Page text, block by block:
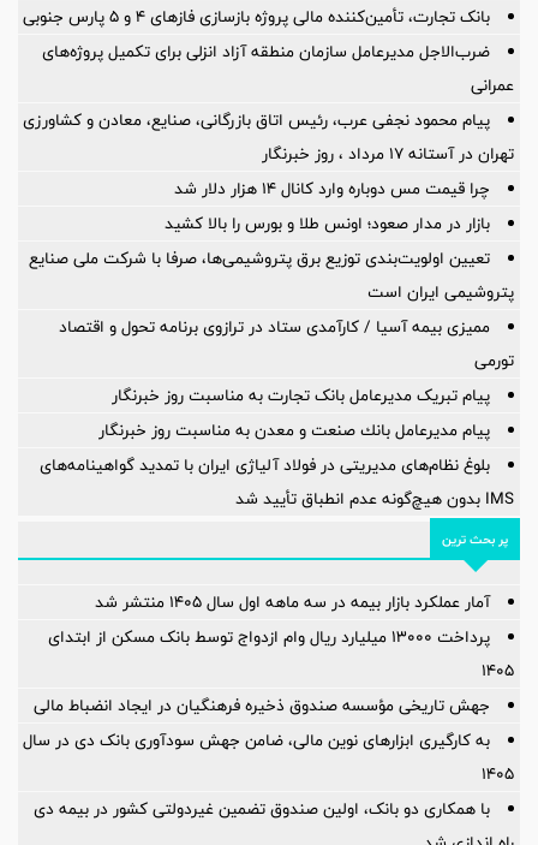
بانک تجارت، تأمین‌کننده مالی پروژه بازسازی فازهای ۴ و ۵ پارس جنوبی
ضرب‌الاجل مدیرعامل سازمان منطقه آزاد انزلی برای تكمیل پروژه‌های
عمرانی
پیام محمود نجفی عرب، رئیس اتاق بازرگانی، صنایع، معادن و کشاورزی
تهران در آستانه 17 مرداد ، روز خبرنگار
چرا قیمت مس دوباره وارد کانال ۱۴ هزار دلار شد
بازار در مدار صعود؛ اونس طلا و بورس را بالا کشید
تعیین اولویت‌بندی توزیع برق پتروشیمی‌ها، صرفا با شرکت ملی صنایع
پتروشیمی ایران است
ممیزی بیمه آسیا / کارآمدی ستاد در ترازوی برنامه تحول و اقتصاد
تورمی
پیام تبریک مدیرعامل بانک تجارت به مناسبت روز خبرنگار
پیام مدیرعامل بانك صنعت و معدن به مناسبت روز خبرنگار
بلوغ نظام‌های مدیریتی در فولاد آلیاژی ایران با تمدید گواهینامه‌های
IMS بدون هیچ‌گونه عدم انطباق تأیید شد
پر بحث ترین
آمار عملكرد بازار بیمه در سه ماهه اول سال 1405 منتشر شد
پرداخت ۱۳۰۰۰ میلیارد ریال وام ازدواج توسط بانک مسکن از ابتدای
۱۴۰۵
جهش تاریخی مؤسسه صندوق ذخیره فرهنگیان در ایجاد انضباط مالی
به کارگیری ابزارهای نوین مالی، ضامن جهش سودآوری بانک دی در سال
۱۴۰۵
با همکاری دو بانک، اولین صندوق تضمین غیردولتی کشور در بیمه دی